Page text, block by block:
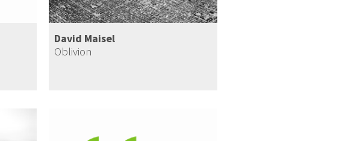
David Maisel
Oblivion